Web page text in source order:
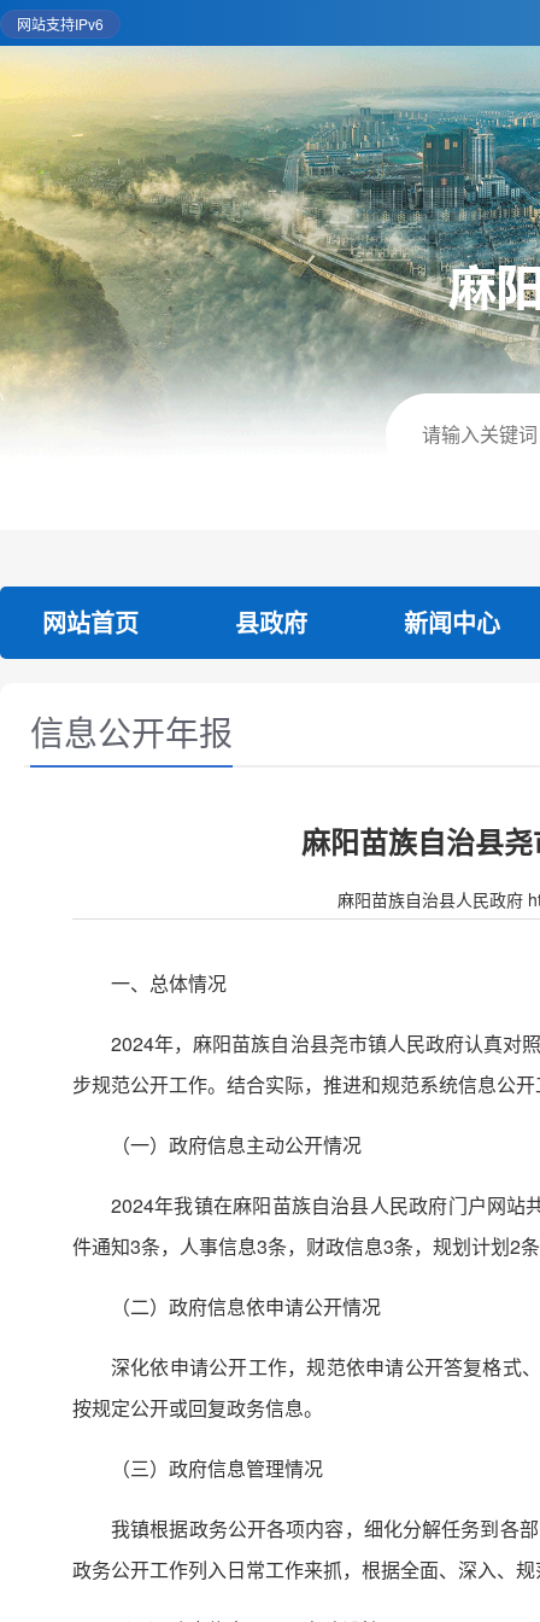
网站支持IPv6
网站首页 县政府 新闻中心
信息公开年报
麻阳苗族自治县
麻阳苗族自治县人民政府
一、总体情况
2024年，麻阳苗族自治县尧市镇人民政府认真对
步规范公开工作。结合实际，推进和规范系统信息公
（一）政府信息主动公开情况
2024年我镇在麻阳苗族自治县人民政府门户网
件通知3条，人事信息3条，财政信息3条，规划计划2
（二）政府信息依申请公开情况
深化依申请公开工作，规范依申请公开答复格式
按规定公开或回复政务信息。
（三）政府信息管理情况
我镇根据政务公开各项内容，细化分解任务到各
政务公开工作列入日常工作来抓，根据全面、深入、